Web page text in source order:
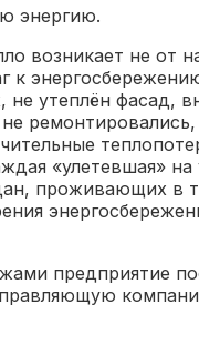
энергию.
возникает не от
к
не утеплён фасад,
«улетевшая» на
проживающих в
предприятие